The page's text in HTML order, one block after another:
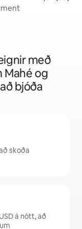
með
Mahé og
bjóða
skoða
á nótt, að